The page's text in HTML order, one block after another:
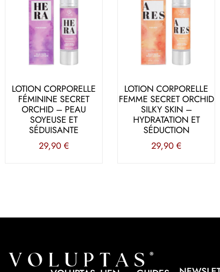
LOTION CORPORELLE
FÉMININE SECRET
ORCHID – PEAU
SOYEUSE ET
SÉDUISANTE
29,90 €
LOTION CORPORELLE
FEMME SECRET ORCHID
SILKY SKIN –
HYDRATATION ET
SÉDUCTION
29,90 €